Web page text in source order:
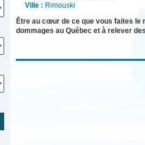
Ville : Rimouski
Être au cœur de ce que vous faites
dommages au Québec et à relever